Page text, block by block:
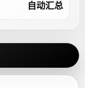
自动汇总